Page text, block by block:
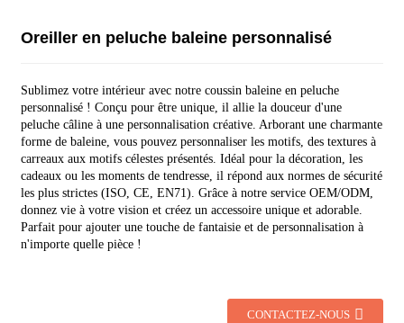
Oreiller en peluche baleine personnalisé
Sublimez votre intérieur avec notre coussin baleine en peluche
personnalisé ! Conçu pour être unique, il allie la douceur d'une
peluche câline à une personnalisation créative. Arborant une charmante
forme de baleine, vous pouvez personnaliser les motifs, des textures à
carreaux aux motifs célestes présentés. Idéal pour la décoration, les
cadeaux ou les moments de tendresse, il répond aux normes de sécurité
les plus strictes (ISO, CE, EN71). Grâce à notre service OEM/ODM,
donnez vie à votre vision et créez un accessoire unique et adorable.
Parfait pour ajouter une touche de fantaisie et de personnalisation à
n'importe quelle pièce !
CONTACTEZ-NOUS